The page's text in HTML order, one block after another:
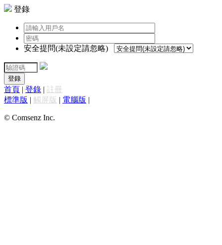
登錄
安全提問(未設定請忽略)
登錄
首頁 | 登錄 | 註冊
標準版 | 觸屏版 | 電腦版 |
© Comsenz Inc.